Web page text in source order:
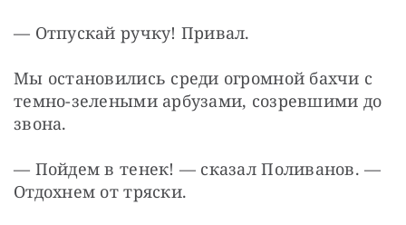
— Отпускай ручку! Привал.
Мы остановились среди огромной бахчи с
темно-зелеными арбузами, созревшими до
звона.
— Пойдем в тенек! — сказал Поливанов. —
Отдохнем от тряски.